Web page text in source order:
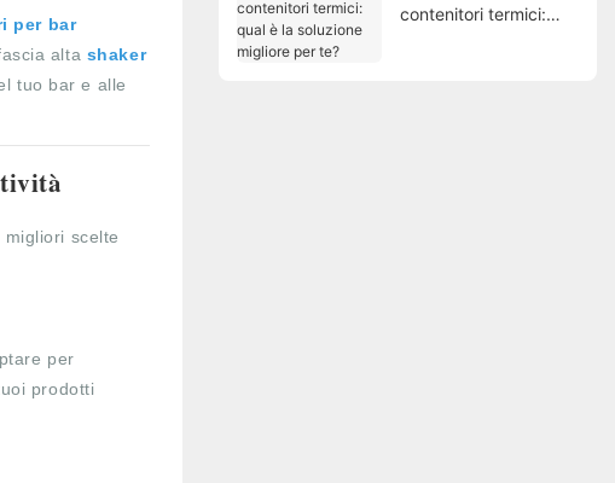
per bar
alta shaker
tuo bar e alle
scelte
per
prodotti
contenitori termici: